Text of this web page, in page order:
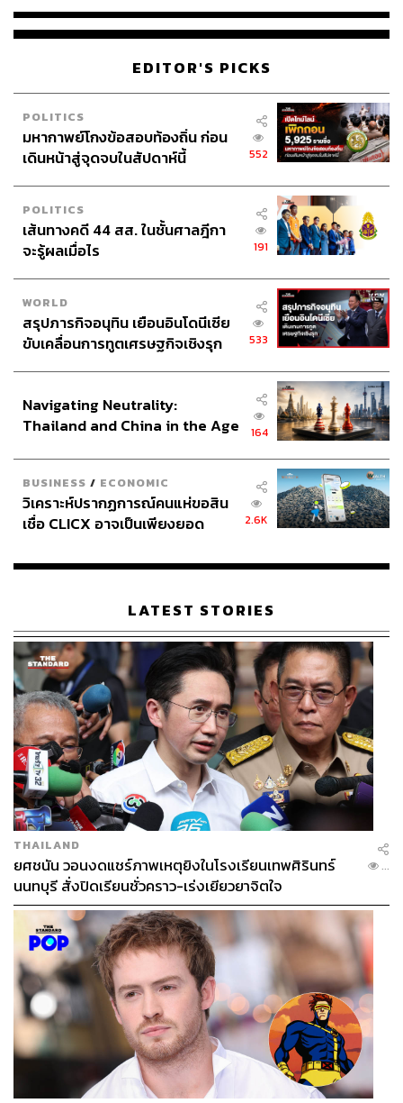
209
ABOUT THE AUTHOR
THE STANDARD WEALTH
สำนักข่าวเศรษฐกิจ ธุรกิจ และการลงทุน โดย
ทีมข่าว THE STANDARD
จ่ายหนี้-แอบระบุแบรนด์
EDITOR'S PICKS
POLITICS
มหากาพย์โกงข้อสอบท้องถิ่น ก่อน
เดินหน้าสู่จุดจบในสัปดาห์นี้
552
POLITICS
เส้นทางคดี 44 สส. ในชั้นศาลฎีกา
จะรู้ผลเมื่อไร
191
WORLD
สรุปภารกิจอนุทิน เยือนอินโดนีเซีย
ขับเคลื่อนการทูตเศรษฐกิจเชิงรุก
533
Navigating Neutrality:
Thailand and China in the Age
164
BUSINESS / ECONOMIC
วิเคราะห์ปรากฏการณ์คนแห่ขอสิน
เชื่อ CLICX อาจเป็นเพียงยอด
เรือนไทยที่ถูกซุกไว้
2.6K
LATEST STORIES
THAILAND
ยศชนัน วอนงดแชร์ภาพเหตุยิงในโรงเรียนเทพศิรินทร์
นนทบุรี สั่งปิดเรียนชั่วคราว-เร่งเยียวยาจิตใจ
...